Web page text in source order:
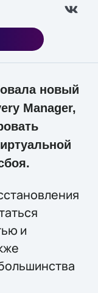
новый
Manager,
и